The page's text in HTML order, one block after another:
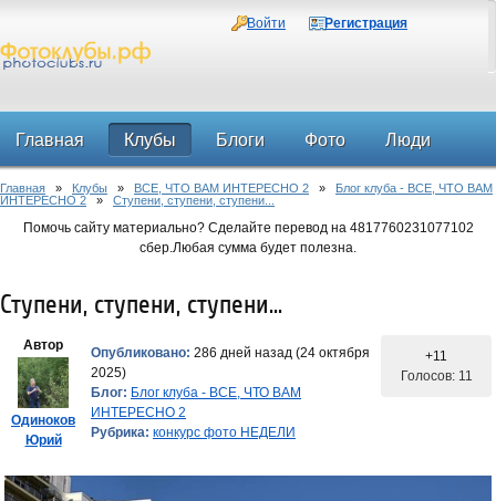
Войти Регистрация
Главная Клубы Блоги Фото Люди
Форум
Главная » Клубы » ВСЕ, ЧТО ВАМ ИНТЕРЕСНО 2 » Блог клуба - ВСЕ, ЧТО ВАМ
ИНТЕРЕСНО 2 » Ступени, ступени, ступени...
Помочь сайту материально? Сделайте перевод на 4817760231077102
сбер.Любая сумма будет полезна.
Ступени, ступени, ступени...
Автор
Одиноков
Юрий
Опубликовано: 286 дней назад (24 октября
2025)
Блог: Блог клуба - ВСЕ, ЧТО ВАМ
ИНТЕРЕСНО 2
Рубрика: конкурс фото НЕДЕЛИ
+11
Голосов: 11